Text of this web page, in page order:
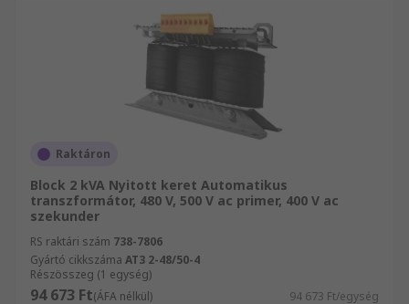
Raktáron
Block 2 kVA Nyitott keret Automatikus
transzformátor, 480 V, 500 V ac primer, 400 V ac
szekunder
RS raktári szám 738-7806
Gyártó cikkszáma AT3 2-48/50-4
Részösszeg (1 egység)
94 673 Ft(ÁFA nélkül) 94 673 Ft/egység